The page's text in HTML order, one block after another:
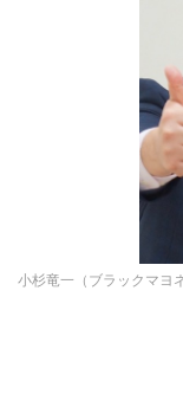
小杉竜一（ブラックマヨ